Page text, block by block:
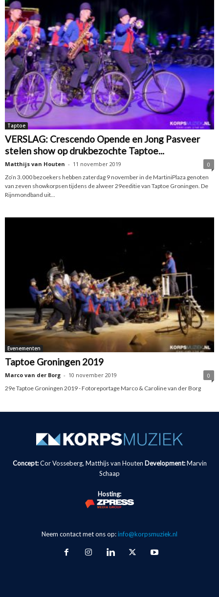
Taptoe
VERSLAG: Crescendo Opende en Jong Pasveer
stelen show op drukbezochte Taptoe...
Matthijs van Houten - 11 november 2019
0
Zo’n 3.000 bezoekers hebben zaterdag 9 november in de MartiniPlaza genoten
van zeven showkorpsen tijdens de alweer 29eeditie van Taptoe Groningen. De
Rijnmondband uit...
Evenementen
Taptoe Groningen 2019
Marco van der Borg - 10 november 2019
0
29e Taptoe Groningen 2019 - Fotoreportage Marco & Caroline van der Borg
Concept:Cor Vosseberg, Matthijs van Houten Development: Marvin
Schaap
Hosting:
Neem contact met ons op:info@korpsmuziek.nl